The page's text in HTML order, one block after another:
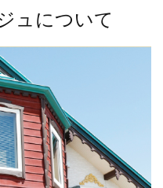
ュについて